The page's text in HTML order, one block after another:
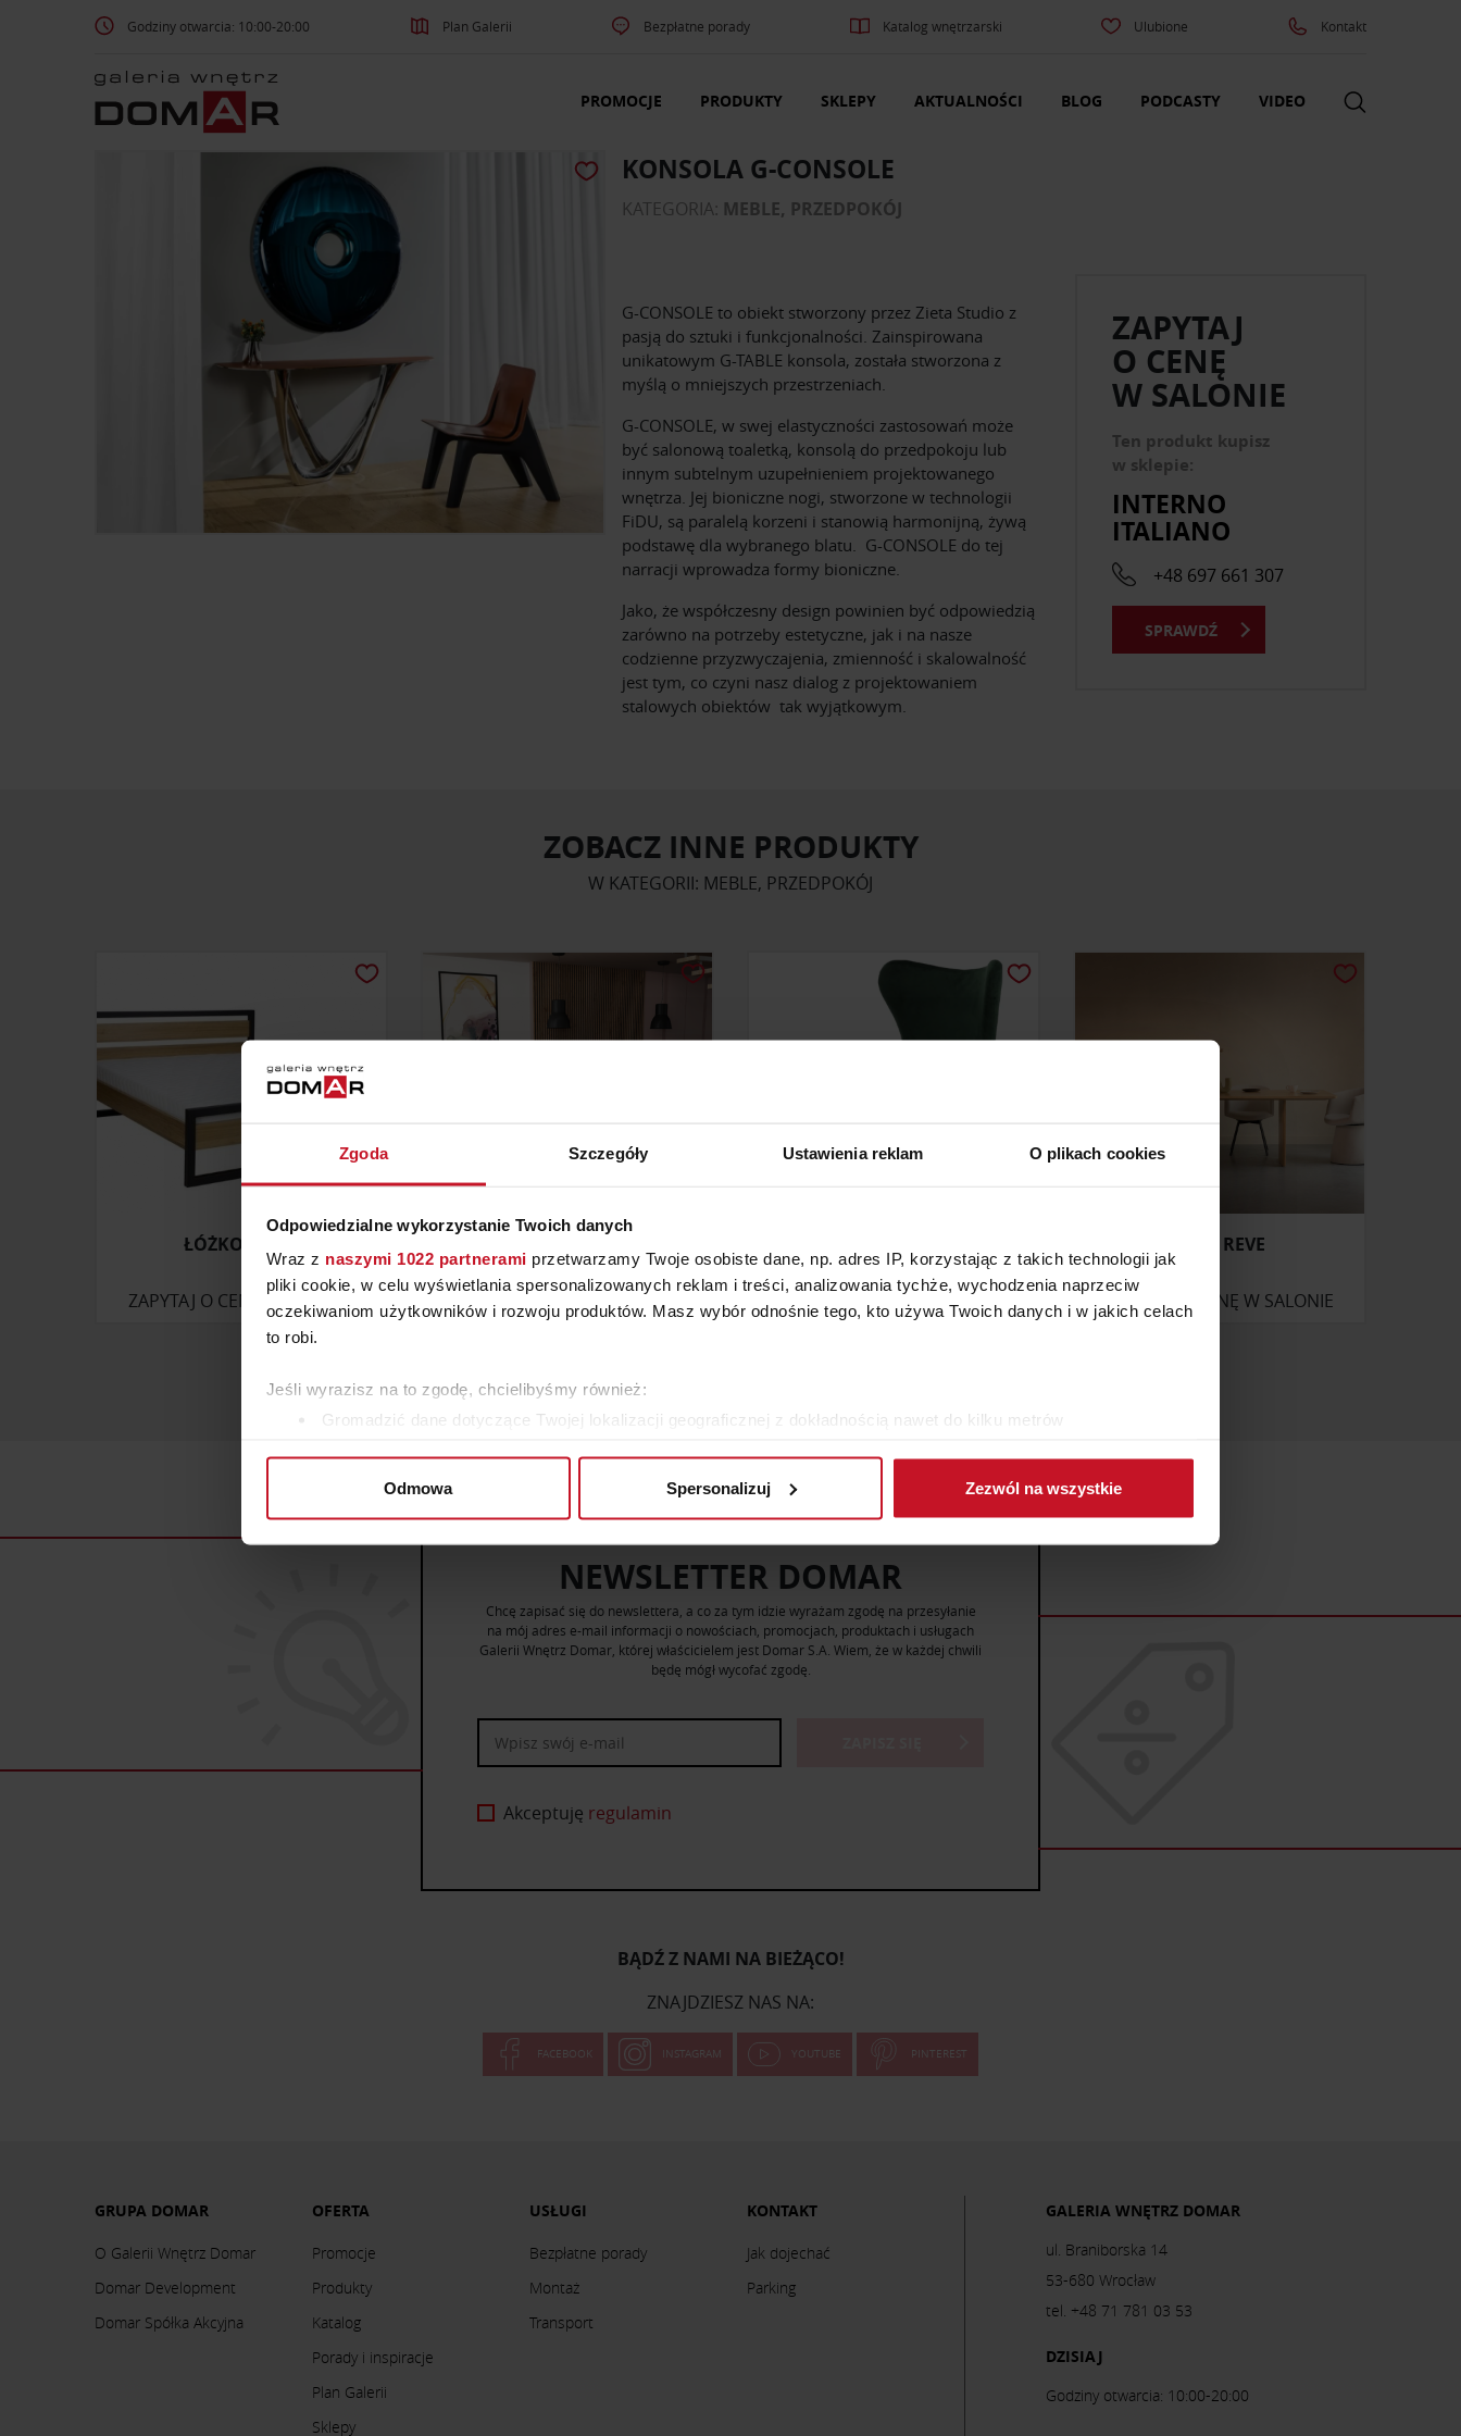
Zgoda Szczegóły Ustawienia reklam O plikach cookies
Odpowiedzialne wykorzystanie Twoich danych
Wraz z naszymi 1022 partnerami przetwarzamy Twoje osobiste dane, np. adres IP, korzystając z takich technologii jak
pliki cookie, w celu wyświetlania spersonalizowanych reklam i treści, analizowania tychże, wychodzenia naprzeciw
oczekiwaniom użytkowników i rozwoju produktów. Masz wybór odnośnie tego, kto używa Twoich danych i w jakich celach
to robi.
Jeśli wyrazisz na to zgodę, chcielibyśmy również:
Gromadzić dane dotyczące Twojej lokalizacji geograficznej z dokładnością nawet do kilku metrów
Dowiedz się więcej odnośnie tego, jak Twoje osobiste dane są przetwarzane oraz ustaw własne preferencje w
Wykorzystujemy pliki cookie do spersonalizowania treści i reklam, aby oferować funkcje społecznościowe i analizować
ruch w naszej witrynie. Informacje o tym, jak korzystasz z naszej witryny, udostępniamy partnerom społecznościowym,
reklamowym i analitycznym. Partnerzy mogą połączyć te informacje z innymi danymi otrzymanymi od Ciebie lub
uzyskanymi podczas korzystania z ich usług.
Odmowa Spersonalizuj Zezwól na wszystkie
Godziny otwarcia: 10:00-20:00 Plan Galerii Bezpłatne porady Katalog wnętrzarski Ulubione Kontakt
PROMOCJE PRODUKTY SKLEPY AKTUALNOŚCI BLOG PODCASTY VIDEO
KONSOLA G-CONSOLE
KATEGORIA: MEBLE, PRZEDPOKÓJ
G-CONSOLE to obiekt stworzony przez Zieta Studio z
pasją do sztuki i funkcjonalności. Zainspirowana
unikatowym G-TABLE konsola, została stworzona z
myślą o mniejszych przestrzeniach.
G-CONSOLE, w swej elastyczności zastosowań może
być salonową toaletką, konsolą do przedpokoju lub
innym subtelnym uzupełnieniem projektowanego
wnętrza. Jej bioniczne nogi, stworzone w technologii
FiDU, są paralelą korzeni i stanowią harmonijną, żywą
podstawę dla wybranego blatu. G-CONSOLE do tej
narracji wprowadza formy bioniczne.
Jako, że współczesny design powinien być odpowiedzią
zarówno na potrzeby estetyczne, jak i na nasze
codzienne przyzwyczajenia, zmienność i skalowalność
jest tym, co czyni nasz dialog z projektowaniem
stalowych obiektów tak wyjątkowym.
ZAPYTAJ
O CENĘ
W SALONIE
Ten produkt kupisz
w sklepie:
INTERNO
ITALIANO
+48 697 661 307
SPRAWDŹ
ZOBACZ INNE PRODUKTY
W KATEGORII: MEBLE, PRZEDPOKÓJ
ŁÓŻKO LK371
ZAPYTAJ O CENĘ W SALONIE ZAPYTAJ O CENĘ W SALONIE ZAPYTAJ O CENĘ W SALONIE
STÓŁ REVE
ZAPYTAJ O CENĘ W SALONIE
ZOBACZ WSZYSTKIE PRODUKTY
NEWSLETTER DOMAR
Chcę zapisać się do newslettera, a co za tym idzie wyrażam zgodę na przesyłanie
na mój adres e-mail informacji o nowościach, promocjach, produktach i usługach
Galerii Wnętrz Domar, której właścicielem jest Domar S.A. Wiem, że w każdej chwili
będę mógł wycofać zgodę.
Akceptuję regulamin
BĄDŹ Z NAMI NA BIEŻĄCO!
ZNAJDZIESZ NAS NA:
FACEBOOK INSTAGRAM YOUTUBE PINTEREST
GRUPA DOMAR
O Galerii Wnętrz Domar
Domar Development
Domar Spółka Akcyjna
OFERTA
Promocje
Produkty
Katalog
Porady i inspiracje
Plan Galerii
Sklepy
USŁUGI
Bezpłatne porady
Montaż
Transport
KONTAKT
Jak dojechać
Parking
GALERIA WNĘTRZ DOMAR
ul. Braniborska 14
53-680 Wrocław
tel. +48 71 781 03 53
DZISIAJ
Godziny otwarcia: 10:00-20:00